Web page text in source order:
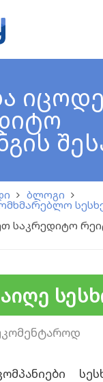
ბლოგი
საკრედიტო
აიღე